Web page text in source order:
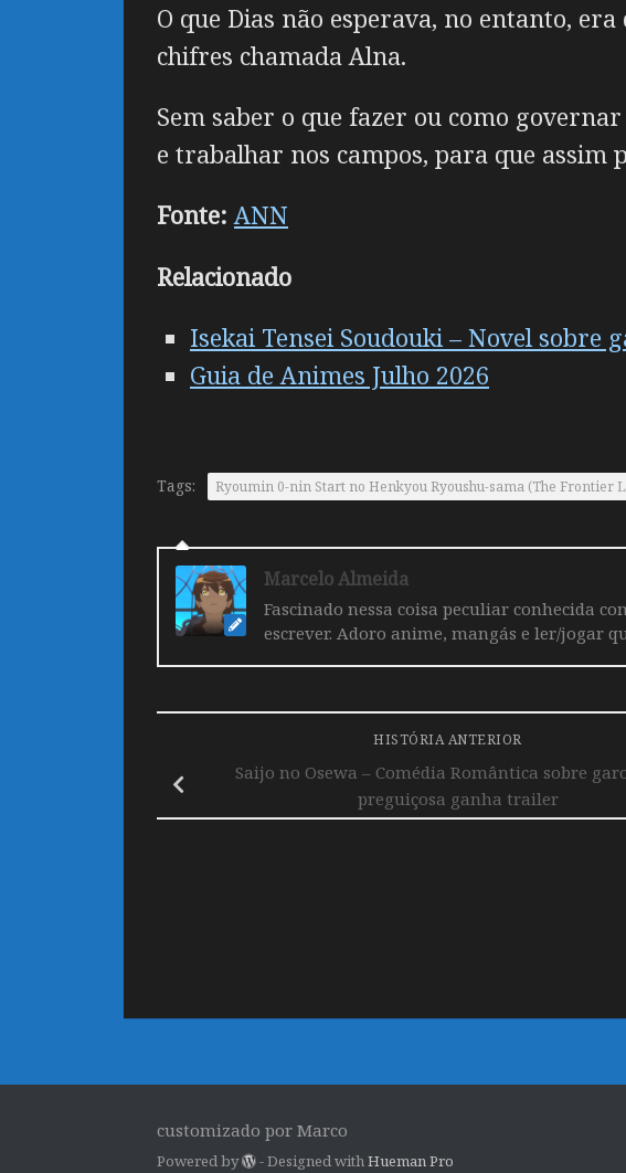
O que Dias não esperava, no entanto,
chifres chamada Alna.
Sem saber o que fazer ou como
e trabalhar nos campos, para que assim
Fonte: ANN
Relacionado
Isekai Tensei Soudouki – Novel
Guia de Animes Julho 2026
Tags: Ryoumin 0-nin Start no Henkyou Ryoushu-sama (The Frontier
Marcelo Almeida
Fascinado nessa coisa peculiar conhecida
escrever. Adoro anime, mangás e ler/jogar
HISTÓRIA ANTERIOR
Saijo no Osewa – Comédia Romântica sobre
preguiçosa ganha trailer
customizado por Marco
Powered by - Designed withHueman Pro